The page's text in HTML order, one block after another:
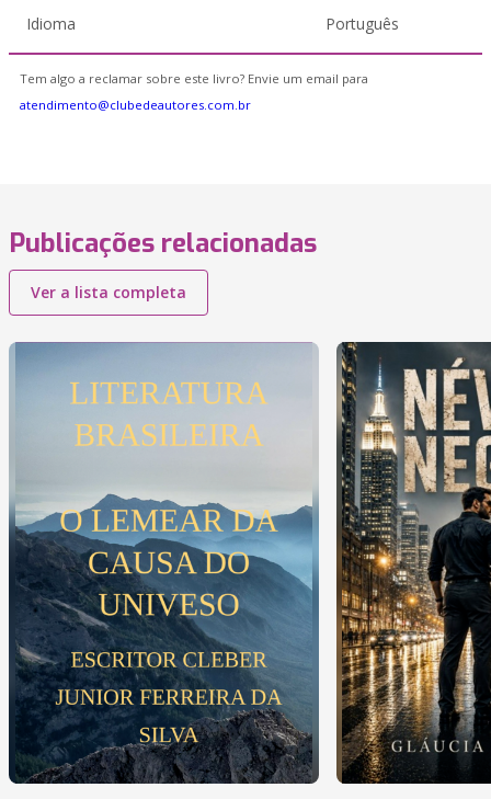
Idioma Português
Tem algo a reclamar sobre este livro? Envie um email para
atendimento@clubedeautores.com.br
Publicações relacionadas
Ver a lista completa